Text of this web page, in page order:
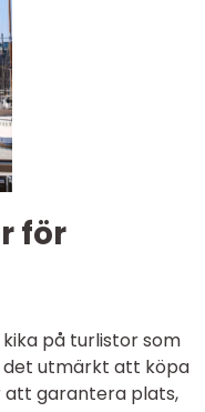
för
på turlistor som
det utmärkt att köpa
att garantera plats,